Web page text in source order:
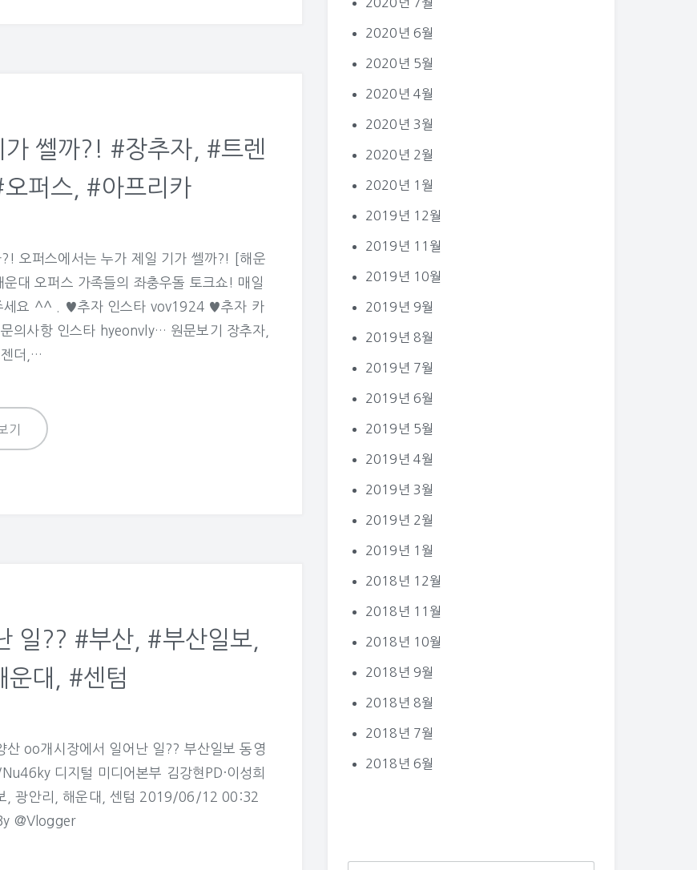
가 쎌까?! #장추자, #트렌
퍼스, #아프리카
오퍼스에서는 누가 제일 기가 쎌까?! [해운
대 오퍼스 가족들의 좌충우돌 토크쇼! 매일
세요 ^^ . ♥추자 인스타 vov1924 ♥추자 카
의사항 인스타 hyeonvly… 원문보기 장추자,
젠더,…
기
일?? #부산, #부산일보,
운대, #센텀
oo개시장에서 일어난 일?? 부산일보 동영
디지털 미디어본부 김강현PD·이성희
, 광안리, 해운대, 센텀 2019/06/12 00:32
@Vlogger
2020년 6월
2020년 5월
2020년 4월
2020년 3월
2020년 2월
2020년 1월
2019년 12월
2019년 11월
2019년 10월
2019년 9월
2019년 8월
2019년 7월
2019년 6월
2019년 5월
2019년 4월
2019년 3월
2019년 2월
2019년 1월
2018년 12월
2018년 11월
2018년 10월
2018년 9월
2018년 8월
2018년 7월
2018년 6월